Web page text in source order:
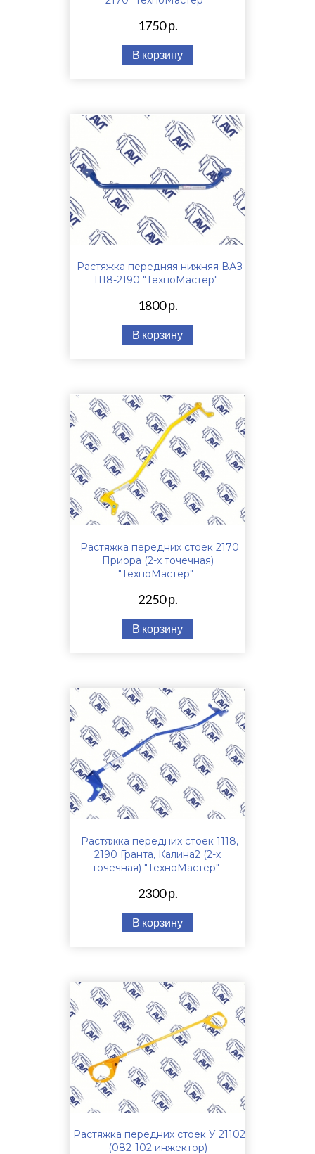
1750 р.
В корзину
Растяжка передняя нижняя ВАЗ
1118-2190 "ТехноМастер"
1800 р.
В корзину
Растяжка передних стоек 2170
Приора (2-х точечная)
"ТехноМастер"
2250 р.
В корзину
Растяжка передних стоек 1118,
2190 Гранта, Калина2 (2-х
точечная) "ТехноМастер"
2300 р.
В корзину
Растяжка передних стоек У 21102
(082-102 инжектор)